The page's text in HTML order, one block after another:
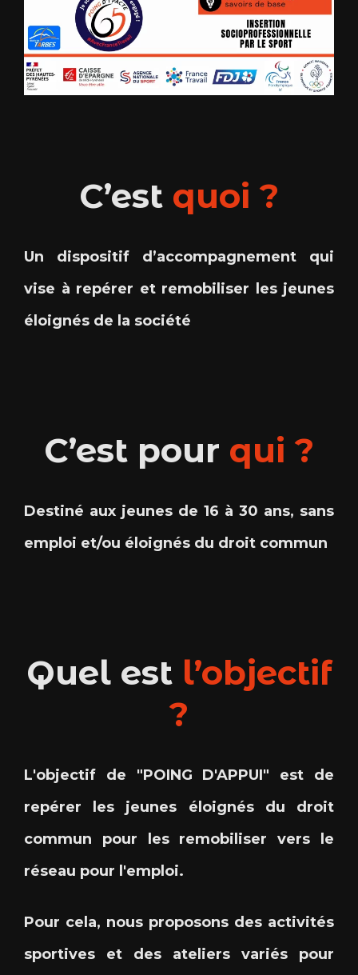
C’est quoi ?
Un dispositif d’accompagnement qui
vise à repérer et remobiliser les jeunes
éloignés de la société
C’est pour qui ?
Destiné aux jeunes de 16 à 30 ans, sans
emploi et/ou éloignés du droit commun
Quel est l’objectif
?
L'objectif de "POING D'APPUI" est de
repérer les jeunes éloignés du droit
commun pour les remobiliser vers le
réseau pour l'emploi.
Pour cela, nous proposons des activités
sportives et des ateliers variés pour